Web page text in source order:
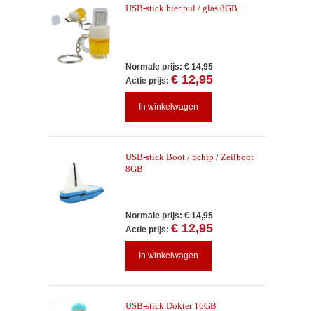
USB-stick bier pul / glas 8GB
Normale prijs: € 14,95
Actie prijs: € 12,95
In winkelwagen
USB-stick Boot / Schip / Zeilboot
8GB
Normale prijs: € 14,95
Actie prijs: € 12,95
In winkelwagen
USB-stick Dokter 16GB